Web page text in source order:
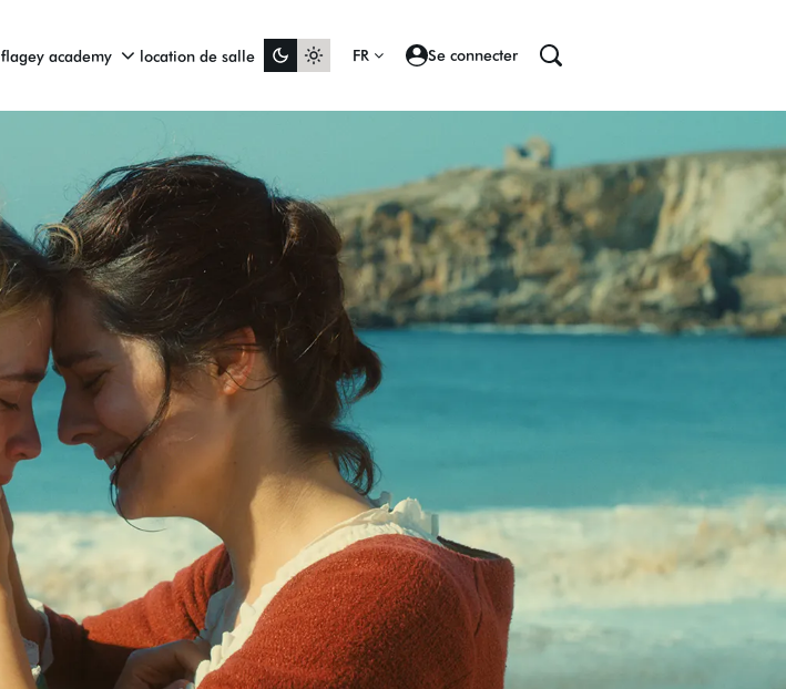
flagey academy location de salle FR Se connecter